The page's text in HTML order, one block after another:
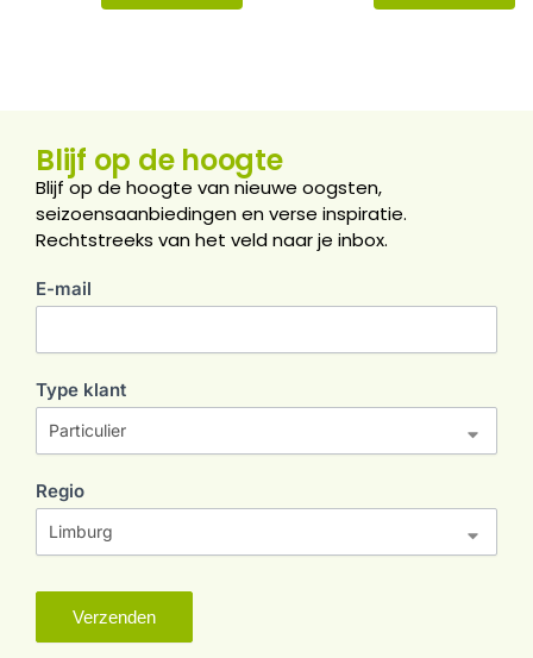
Blijf op de hoogte
Blijf op de hoogte van nieuwe oogsten,
seizoensaanbiedingen en verse inspiratie.
Rechtstreeks van het veld naar je inbox.
nieuwsbrief
E-mail
Type klant
Regio
Verzenden